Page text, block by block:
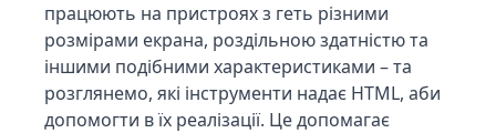
працюють на пристроях з геть різними
розмірами екрана, роздільною здатністю та
іншими подібними характеристиками – та
розглянемо, які інструменти надає HTML, аби
допомогти в їх реалізації. Це допомагає